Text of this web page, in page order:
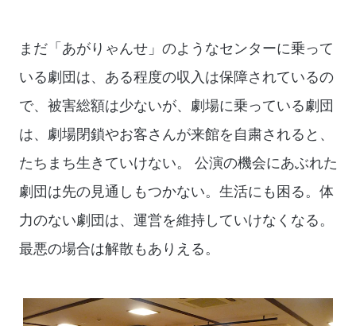
まだ「あがりゃんせ」のようなセンターに乗って
いる劇団は、ある程度の収入は保障されているの
で、被害総額は少ないが、劇場に乗っている劇団
は、劇場閉鎖やお客さんが来館を自粛されると、
たちまち生きていけない。 公演の機会にあぶれた
劇団は先の見通しもつかない。生活にも困る。体
力のない劇団は、運営を維持していけなくなる。
最悪の場合は解散もありえる。